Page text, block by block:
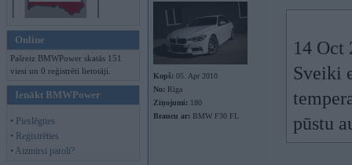
Online
Pašreiz BMWPower skatās 151
viesi un 0 reģistrēti lietotāji.
Ienākt BMWPower
• Pieslēgties
• Reģistrēties
• Aizmirsi paroli?
Kopš: 05. Apr 2010
No: Rīga
Ziņojumi: 180
Braucu ar: BMW F30 FL
14 Oct
Sveiki
pūstu